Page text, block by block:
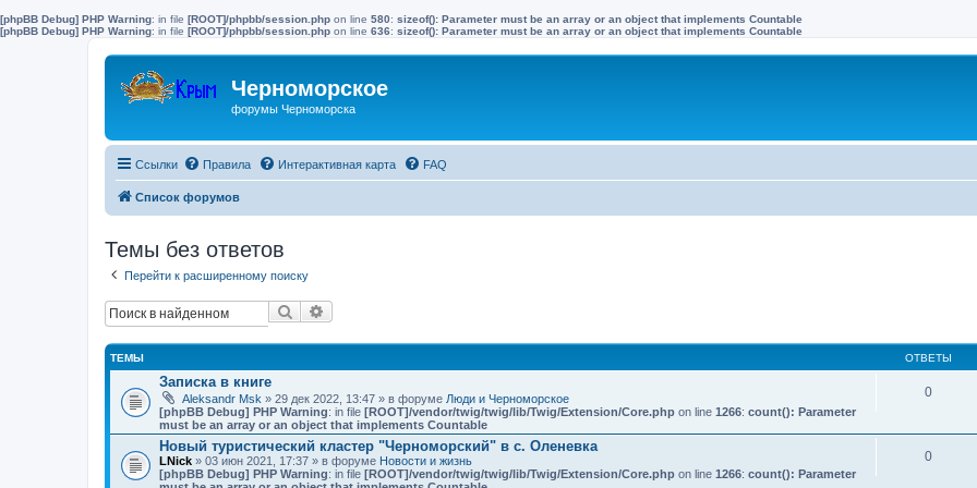
[phpBB Debug] PHP Warning: in file [ROOT]/phpbb/session.php on line 580: sizeof(): Parameter must be an array or an object that implements Countable
[phpBB Debug] PHP Warning: in file [ROOT]/phpbb/session.php on line 636: sizeof(): Parameter must be an array or an object that implements Countable
Черноморское
форумы Черноморска
Ссылки Правила Интерактивная карта FAQ
Список форумов
Темы без ответов
Перейти к расширенному поиску
Поиск
ТЕМЫ ОТВЕТЫ
Записка в книге
Aleksandr Msk » 29 дек 2022, 13:47 » в форуме Люди и Черноморское
[phpBB Debug] PHP Warning: in file [ROOT]/vendor/twig/twig/lib/Twig/Extension/Core.php on line 1266: count(): Parameter
must be an array or an object that implements Countable
0
Новый туристический кластер "Черноморский" в с. Оленевка
LNick » 03 июн 2021, 17:37 » в форуме Новости и жизнь
[phpBB Debug] PHP Warning: in file [ROOT]/vendor/twig/twig/lib/Twig/Extension/Core.php on line 1266: count(): Parameter
0